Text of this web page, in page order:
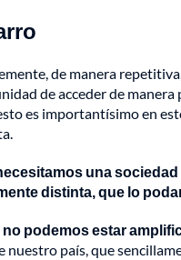
de manera
de acceder de
es importantísimo en
una
distinta, que lo
no podemos estar
nuestro país, que